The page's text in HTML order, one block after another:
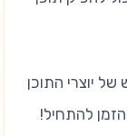
יוצרי התוכן
להתחיל!